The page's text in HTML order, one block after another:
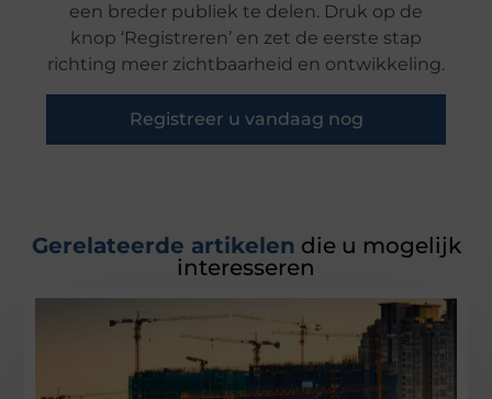
een breder publiek te delen. Druk op de
knop ‘Registreren’ en zet de eerste stap
richting meer zichtbaarheid en ontwikkeling.
Registreer u vandaag nog
Gerelateerde artikelen die u mogelijk
interesseren